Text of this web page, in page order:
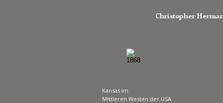
Christopher
Kansas im
Mittleren Westen der USA